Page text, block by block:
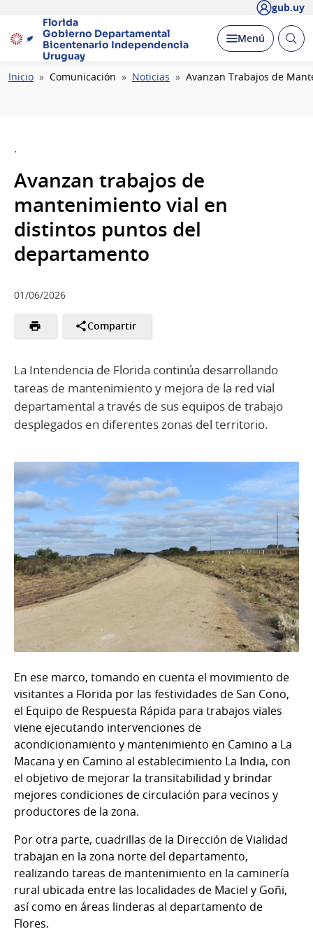
gub.uy
Florida
Gobierno Departamental
Bicentenario Independencia
Uruguay
Desplegar
Menú Abrir
Ruta
Inicio Comunicación Noticias Avanzan Trabajos de
.
Avanzan trabajos de
mantenimiento vial en
distintos puntos del
departamento
01/06/2026
Compartir
La Intendencia de Florida continúa desarrollando
tareas de mantenimiento y mejora de la red vial
departamental a través de sus equipos de trabajo
desplegados en diferentes zonas del territorio.
En ese marco, tomando en cuenta el movimiento de
visitantes a Florida por las festividades de San Cono,
el Equipo de Respuesta Rápida para trabajos viales
viene ejecutando intervenciones de
acondicionamiento y mantenimiento en Camino a La
Macana y en Camino al establecimiento La India, con
el objetivo de mejorar la transitabilidad y brindar
mejores condiciones de circulación para vecinos y
productores de la zona.
Por otra parte, cuadrillas de la Dirección de Vialidad
trabajan en la zona norte del departamento,
realizando tareas de mantenimiento en la caminería
rural ubicada entre las localidades de Maciel y Goñi,
así como en áreas linderas al departamento de
Flores.